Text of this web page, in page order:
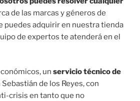
de las marcas y géneros de
puedes adquirir en nuestra tienda
de expertos te atenderá en el
un servicio técnico de
Sebastián de los Reyes, con
crisis en tanto que no